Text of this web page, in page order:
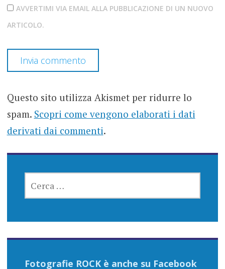
AVVERTIMI VIA EMAIL ALLA PUBBLICAZIONE DI UN NUOVO
ARTICOLO.
Questo sito utilizza Akismet per ridurre lo
spam. Scopri come vengono elaborati i dati
derivati dai commenti.
PER:
Fotografie ROCK è anche su Facebook